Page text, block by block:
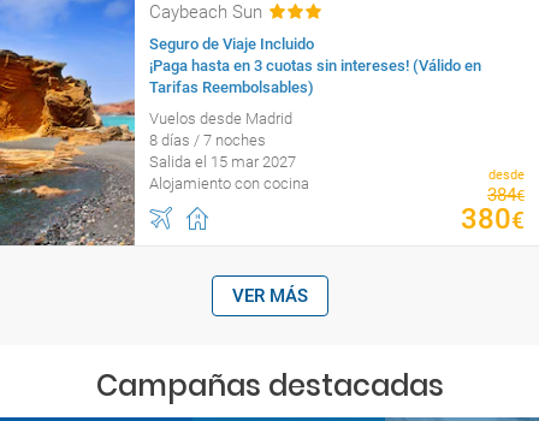
Caybeach Sun
Seguro de Viaje Incluido
¡Paga hasta en 3 cuotas sin intereses! (Válido en
Tarifas Reembolsables)
Vuelos desde Madrid
8 días / 7 noches
Salida el 15 mar 2027
Alojamiento con cocina
desde
384€
380€
VER MÁS
Campañas destacadas